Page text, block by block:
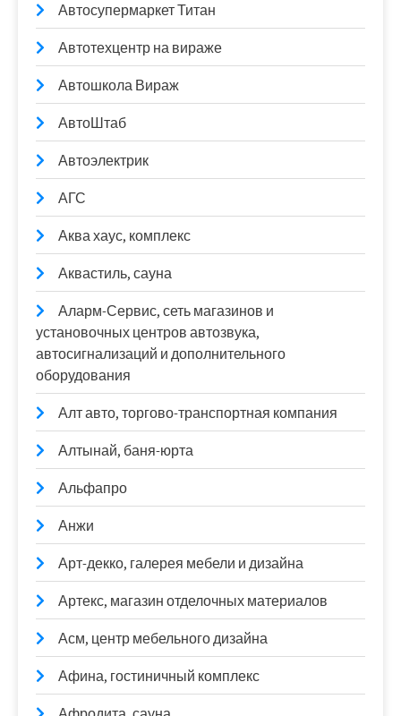
Автосупермаркет Титан
Автотехцентр на вираже
Автошкола Вираж
АвтоШтаб
Автоэлектрик
АГС
Аква хаус, комплекс
Аквастиль, сауна
Аларм-Сервис, сеть магазинов и
установочных центров автозвука,
автосигнализаций и дополнительного
оборудования
Алт авто, торгово-транспортная компания
Алтынай, баня-юрта
Альфапро
Анжи
Арт-декко, галерея мебели и дизайна
Артекс, магазин отделочных материалов
Асм, центр мебельного дизайна
Афина, гостиничный комплекс